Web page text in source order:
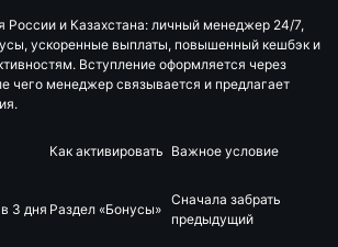
России и Казахстана: личный менеджер 24/7,
ускоренные выплаты, повышенный кешбэк и
Вступление оформляется через
чего менеджер связывается и предлагает
Как активировать Важное условие
3 дня Раздел «Бонусы»
Сначала забрать
предыдущий